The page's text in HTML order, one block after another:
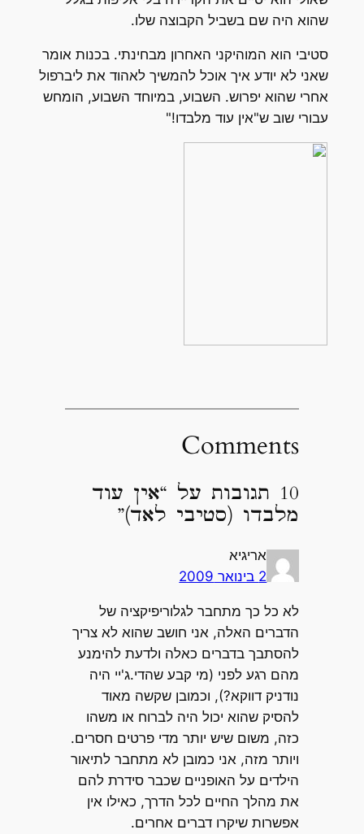
שהוא היה שם בשביל הקבוצה שלו.
סטיבי הוא המוהיקני האחרון מבחינתי. בכנות אומר
שאני לא יודע איך אוכל להמשיך לאהוד את ליברפול
אחרי שהוא יפרוש. השבוע, במיוחד השבוע, הומחש
עבורי שוב ש"אין עוד מלבדו!"
Comments
10 תגובות על “אין עוד
מלבדו (סטיבי לאד)”
אריגיא
2 בינואר 2009
לא כל כך מתחבר לגלוריפיקציה של
הדברים האלה, אני חושב שהוא לא צריך
להסתבך בדברים כאלה ולדעת להימנע
מהם רגע לפני (מי קבע שהדי.ג'יי היה
נודניק דווקא?), וכמובן שקשה מאוד
להסיק שהוא יכול היה לברוח או משהו
כזה, משום שיש יותר מדי פרטים חסרים.
ויותר מזה, אני כמובן לא מתחבר לתיאור
הילדים על האופניים שכבר סידרת להם
את מהלך החיים לכל הדרך, כאילו אין
אפשרות שיקרו דברים אחרים.